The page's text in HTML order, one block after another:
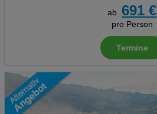
ab
691 €
pro Person
Termine